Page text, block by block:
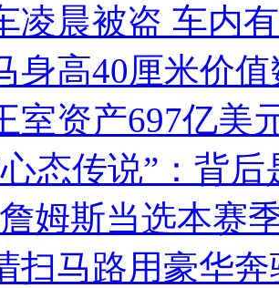
伤多人 警民合力深夜将其击毙
打老人 痛下狠手拳打脚踢
权政治霸凌主义
凌晨被盗 车内
身高40厘米价
室资产697亿美
态传说”：背
姆斯当选本赛
扫马路用豪华